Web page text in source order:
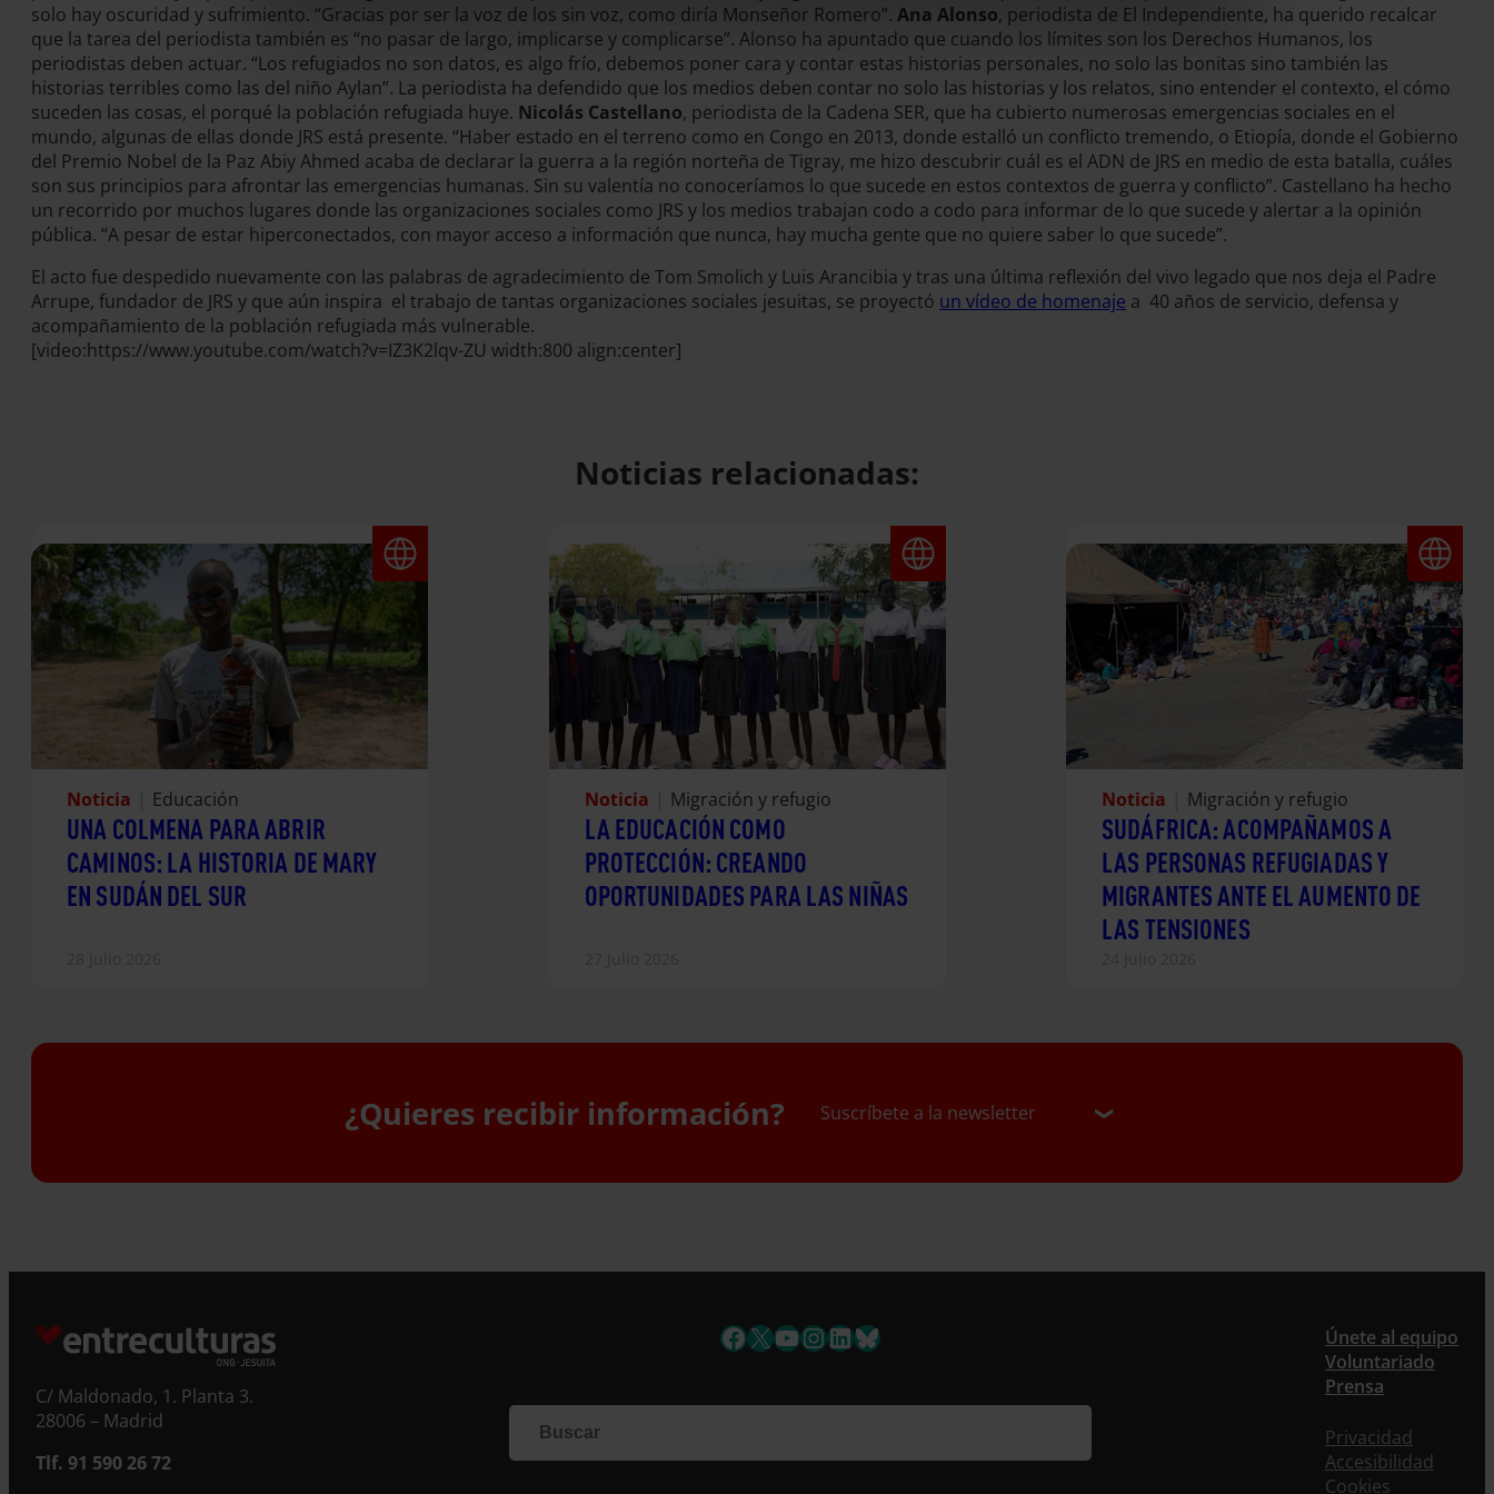
solo hay oscuridad y sufrimiento. “Gracias por ser la voz de los sin voz, como diría Monseñor Romero”. Ana Alonso, periodista de El Independiente, ha querido recalcar
que la tarea del periodista también es “no pasar de largo, implicarse y complicarse”. Alonso ha apuntado que cuando los límites son los Derechos Humanos, los
periodistas deben actuar. “Los refugiados no son datos, es algo frío, debemos poner cara y contar estas historias personales, no solo las bonitas sino también las
historias terribles como las del niño Aylan”. La periodista ha defendido que los medios deben contar no solo las historias y los relatos, sino entender el contexto, el cómo
suceden las cosas, el porqué la población refugiada huye. Nicolás Castellano, periodista de la Cadena SER, que ha cubierto numerosas emergencias sociales en el
mundo, algunas de ellas donde JRS está presente. “Haber estado en el terreno como en Congo en 2013, donde estalló un conflicto tremendo, o Etiopía, donde el Gobierno
del Premio Nobel de la Paz Abiy Ahmed acaba de declarar la guerra a la región norteña de Tigray, me hizo descubrir cuál es el ADN de JRS en medio de esta batalla, cuáles
son sus principios para afrontar las emergencias humanas. Sin su valentía no conoceríamos lo que sucede en estos contextos de guerra y conflicto”. Castellano ha hecho
un recorrido por muchos lugares donde las organizaciones sociales como JRS y los medios trabajan codo a codo para informar de lo que sucede y alertar a la opinión
pública. “A pesar de estar hiperconectados, con mayor acceso a información que nunca, hay mucha gente que no quiere saber lo que sucede”.
El acto fue despedido nuevamente con las palabras de agradecimiento de Tom Smolich y Luis Arancibia y tras una última reflexión del vivo legado que nos deja el Padre
Arrupe, fundador de JRS y que aún inspira el trabajo de tantas organizaciones sociales jesuitas, se proyectó un vídeo de homenaje a 40 años de servicio, defensa y
acompañamiento de la población refugiada más vulnerable.
[video:https://www.youtube.com/watch?v=IZ3K2lqv-ZU width:800 align:center]
Noticias relacionadas:
Noticia Educación
UNA COLMENA PARA ABRIR
CAMINOS: LA HISTORIA DE MARY
EN SUDÁN DEL SUR
Noticia Migración y refugio
LA EDUCACIÓN COMO
PROTECCIÓN: CREANDO
OPORTUNIDADES PARA LAS NIÑAS
Noticia Migración y refugio
SUDÁFRICA: ACOMPAÑAMOS A
LAS PERSONAS REFUGIADAS Y
MIGRANTES ANTE EL AUMENTO DE
LAS TENSIONES
¿Quieres recibir información? Suscríbete a la newsletter
Si quieres recibir nuestra newsletter mensual y los
información, no dejes de completar este formulario.
Al instante, te daremos de alta en nuestra base de
datos y podrás estar al tanto de todas las novedades.
C/ Maldonado, 1. Planta 3.
28006 – Madrid
Tlf. 91 590 26 72
Facebook
X YouTube
Instagram
LinkedIn
Bluesky
Únete al equipo
Voluntariado
Prensa
Privacidad
Accesibilidad
Cookies